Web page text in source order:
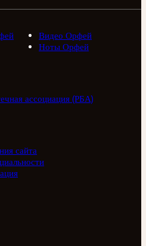
Видео Орфей
Ноты Орфей
ассоциация (РБА)
сайта